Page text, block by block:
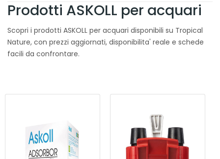
Prodotti ASKOLL per acquari
Scopri i prodotti ASKOLL per acquari disponibili su Tropical
Nature, con prezzi aggiornati, disponibilita' reale e schede
facili da confrontare.